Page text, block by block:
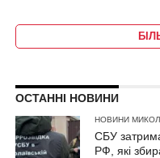
ОСТАННІ НОВИНИ
НОВИНИ
СБУ
РФ, які